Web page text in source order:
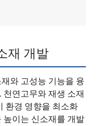
재 개발
와 고성능 기능을 융
연고무와 재생 소재
환경 영향을 최소화
높이는 신소재를 개발